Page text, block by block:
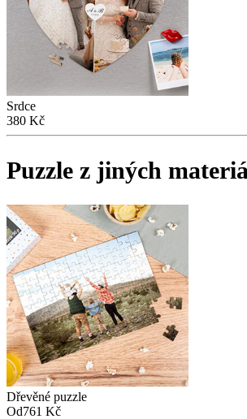
Srdce
380 Kč
Puzzle z jiných
Dřevěné puzzle
Od761 Kč